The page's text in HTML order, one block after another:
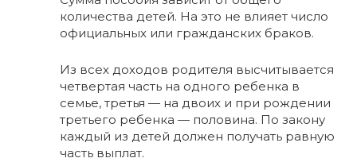
количества детей. На это не влияет число
официальных или гражданских браков.
Из всех доходов родителя высчитывается
четвертая часть на одного ребенка в
семье, третья — на двоих и при рождении
третьего ребенка — половина. По закону
каждый из детей должен получать равную
часть выплат.